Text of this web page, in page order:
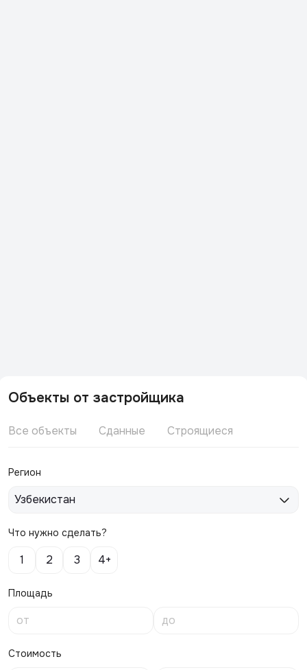
Объекты от застройщика
Все объекты Сданные Строящиеся
Регион
Узбекистан
Что нужно сделать?
1 2 3 4+
Площадь
Стоимость